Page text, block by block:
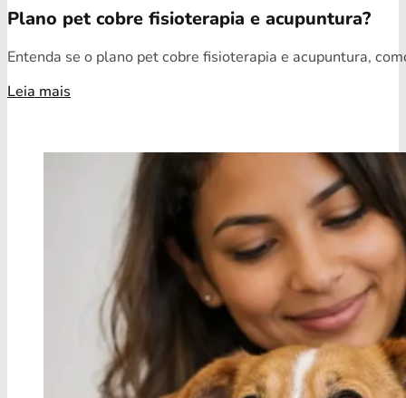
Plano pet cobre fisioterapia e acupuntura?
Entenda se o plano pet cobre fisioterapia e acupuntura,
Leia mais